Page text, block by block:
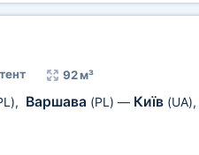
тент 92 м³
, Варшава (PL) — Київ (UA),